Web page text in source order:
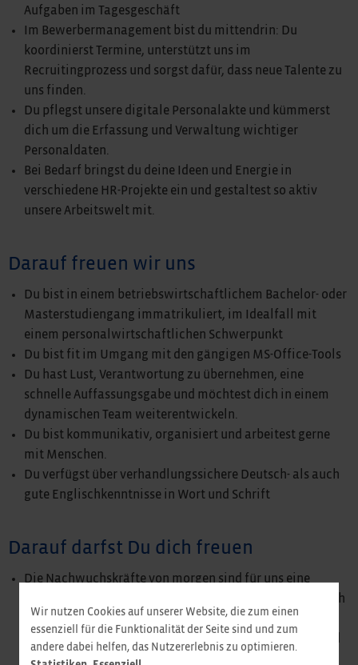
Aufgaben im Tagesgeschäft
Im Bewerbermanagement bist du mittendrin: Du
koordinierst Termine, unterstützt uns im
Recruitingprozess und sorgst dafür, dass neue Talente zu
uns finden.
Du pflegst unsere digitale Personalakte und kümmerst
dich um die Erfassung und Verwaltung wichtiger
Personaldaten.
Bei Bedarf bringst du deine Ideen und Energie in
verschiedene HR-Projekte ein und gestaltest so aktiv
unsere Arbeitswelt mit.
Darauf freuen wir uns
Du bist in einem betriebswirtschaftlichem Bachelor- oder
Masterstudiengang immatrikuliert, im Idealfall mit
einem personalwirtschaftlichen Schwerpunkt
Du bist fit im Umgang mit den gängigen MS-Office-Tools
Du hast Lust, Verantwortung zu übernehmen, eine
schnelle Auffassungsgabe und möchtest dich in einem
dynamischen Team weiterentwickeln.
Du bist kommunikativ, organisiert und arbeitest gerne
mit Menschen.
Du verfügst über verhandlungssichere Deutsch- als auch
gute Englischkenntnisse in Wort und Schrift
Darauf darfst Du dich freuen
Die Nachwuchskräfte von morgen sind für uns eine
wichtige Basis, daher legen wir Wert darauf, dass du dich
einbringen kannst und trauen dir viel zu – egal ob du als
(m/w/d) bei uns bist!
Wir nutzen Cookies auf unserer Website, die zum einen
essenziell für die Funktionalität der Seite sind und zum
andere dabei helfen, das Nutzererlebnis zu optimieren.